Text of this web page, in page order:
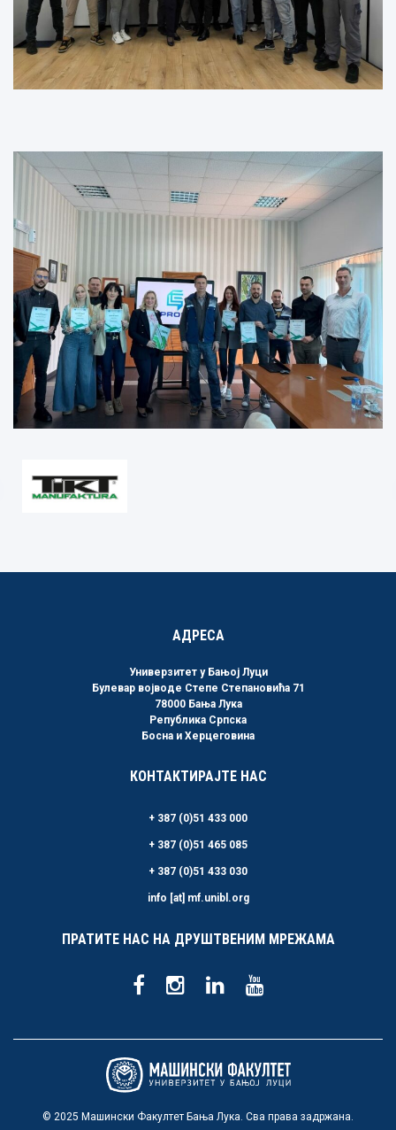
АДРЕСА
Универзитет у Бањој Луци
Булевар војводе Степе Степановића 71
78000 Бања Лука
Република Српска
Босна и Херцеговина
КОНТАКТИРАЈТЕ НАС
+ 387 (0)51 433 000
+ 387 (0)51 465 085
+ 387 (0)51 433 030
info [at] mf.unibl.org
ПРАТИТЕ НАС НА ДРУШТВЕНИМ МРЕЖАМА
© 2025 Машински Факултет Бања Лука. Сва права задржана.